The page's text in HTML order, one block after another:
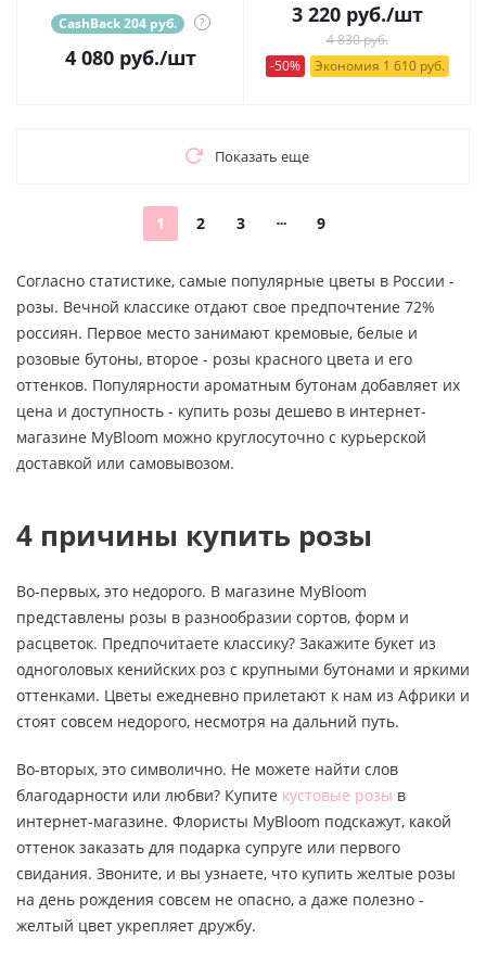
CashBack 204 руб. ?
4 080руб./шт
3 220руб./шт
4 830 руб.
-50%
Экономия 1 610 руб.
Показать еще
1 2 3 9
Согласно статистике, самые популярные цветы в России -
розы. Вечной классике отдают свое предпочтение 72%
россиян. Первое место занимают кремовые, белые и
розовые бутоны, второе - розы красного цвета и его
оттенков. Популярности ароматным бутонам добавляет их
цена и доступность - купить розы дешево в интернет-
магазине MyBloom можно круглосуточно с курьерской
доставкой или самовывозом.
4 причины купить розы
Во-первых, это недорого. В магазине MyBloom
представлены розы в разнообразии сортов, форм и
расцветок. Предпочитаете классику? Закажите букет из
одноголовых кенийских роз с крупными бутонами и яркими
оттенками. Цветы ежедневно прилетают к нам из Африки и
стоят совсем недорого, несмотря на дальний путь.
Во-вторых, это символично. Не можете найти слов
благодарности или любви? Купите кустовые розы в
интернет-магазине. Флористы MyBloom подскажут, какой
оттенок заказать для подарка супруге или первого
свидания. Звоните, и вы узнаете, что купить желтые розы
на день рождения совсем не опасно, а даже полезно -
желтый цвет укрепляет дружбу.